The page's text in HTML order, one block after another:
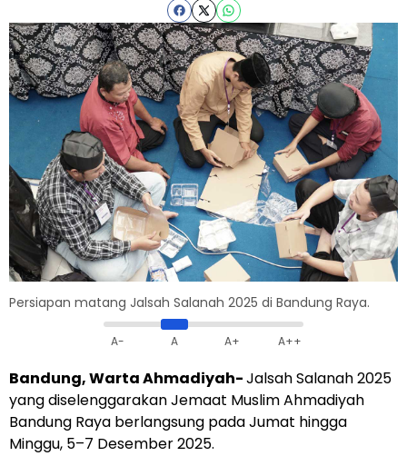
Persiapan matang Jalsah Salanah 2025 di Bandung Raya.
A- A A+ A++
Bandung, Warta Ahmadiyah-Jalsah Salanah 2025
yang diselenggarakan Jemaat Muslim Ahmadiyah
Bandung Raya berlangsung pada Jumat hingga
Minggu, 5–7 Desember 2025.